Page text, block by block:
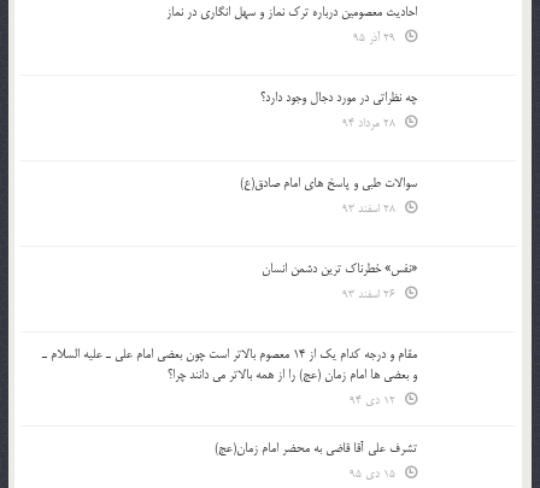
احادیث معصومین درباره ترک نماز و سهل انگاری در نماز
چه نظراتی در مورد دجال وجود دارد؟
سوالات طبی و پاسخ های امام صادق(ع)
«نفس» خطرناک ترین دشمن انسان
مقام و درجه كدام يك از 14 معصوم بالاتر است چون بعضي امام علي ـ عليه السلام ـ
و بعضي ها امام زمان (عج) را از همه بالاتر مي دانند چرا؟
تشرف علي آقا قاضي به محضر امام زمان(عج)